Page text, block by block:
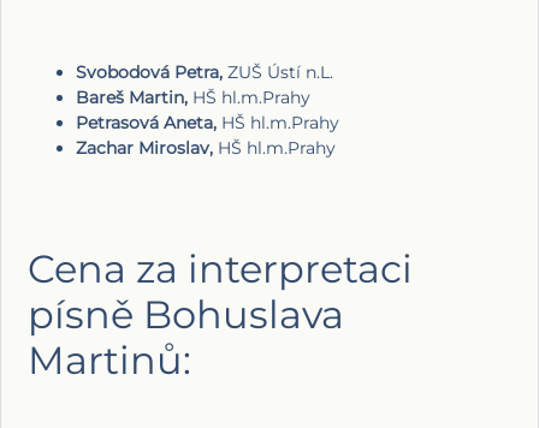
Svobodová Petra, ZUŠ Ústí n.L.
Bareš Martin, HŠ hl.m.Prahy
Petrasová Aneta, HŠ hl.m.Prahy
Zachar Miroslav, HŠ hl.m.Prahy
Cena za interpretaci
písně Bohuslava
Martinů: